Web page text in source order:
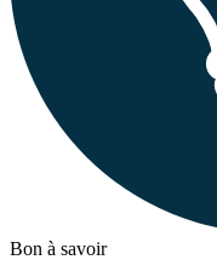
Bon à savoir